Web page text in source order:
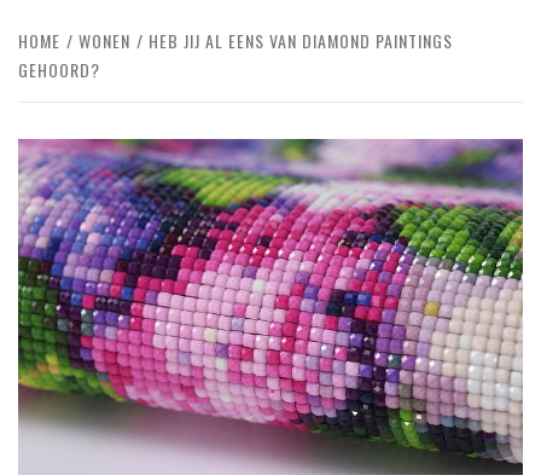
HOME WONEN
HEB JIJ AL EENS VAN DIAMOND PAINTINGS
GEHOORD?